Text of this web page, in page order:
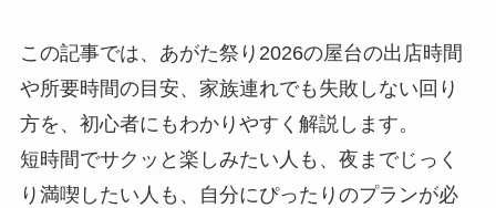
この記事では、あがた祭り2026の屋台の出店時間
や所要時間の目安、家族連れでも失敗しない回り
方を、初心者にもわかりやすく解説します。
短時間でサクッと楽しみたい人も、夜までじっく
り満喫したい人も、自分にぴったりのプランが必